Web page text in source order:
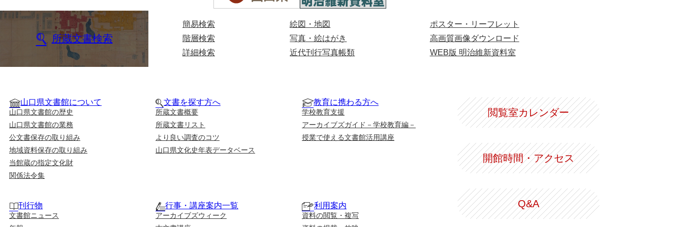
所蔵文書検索
簡易検索
階層検索
詳細検索
絵図・地図
写真・絵はがき
近代刊行写真帳類
ポスター・リーフレット
高画質画像ダウンロード
WEB版 明治維新資料室
山口県文書館について
山口県文書館の歴史
山口県文書館の業務
公文書保存の取り組み
地域資料保存の取り組み
当館蔵の指定文化財
関係法令集
文書を探す方へ
所蔵文書概要
所蔵文書リスト
より良い調査のコツ
山口県文化史年表データベース
教育に携わる方へ
学校教育支援
アーカイブズガイド－学校教育編－
授業で使える文書館活用講座
刊行物
文書館ニュース
行事・講座案内一覧
アーカイブズウィーク
利用案内
資料の閲覧・複写
閲覧室カレンダー
開館時間・アクセス
Q&A